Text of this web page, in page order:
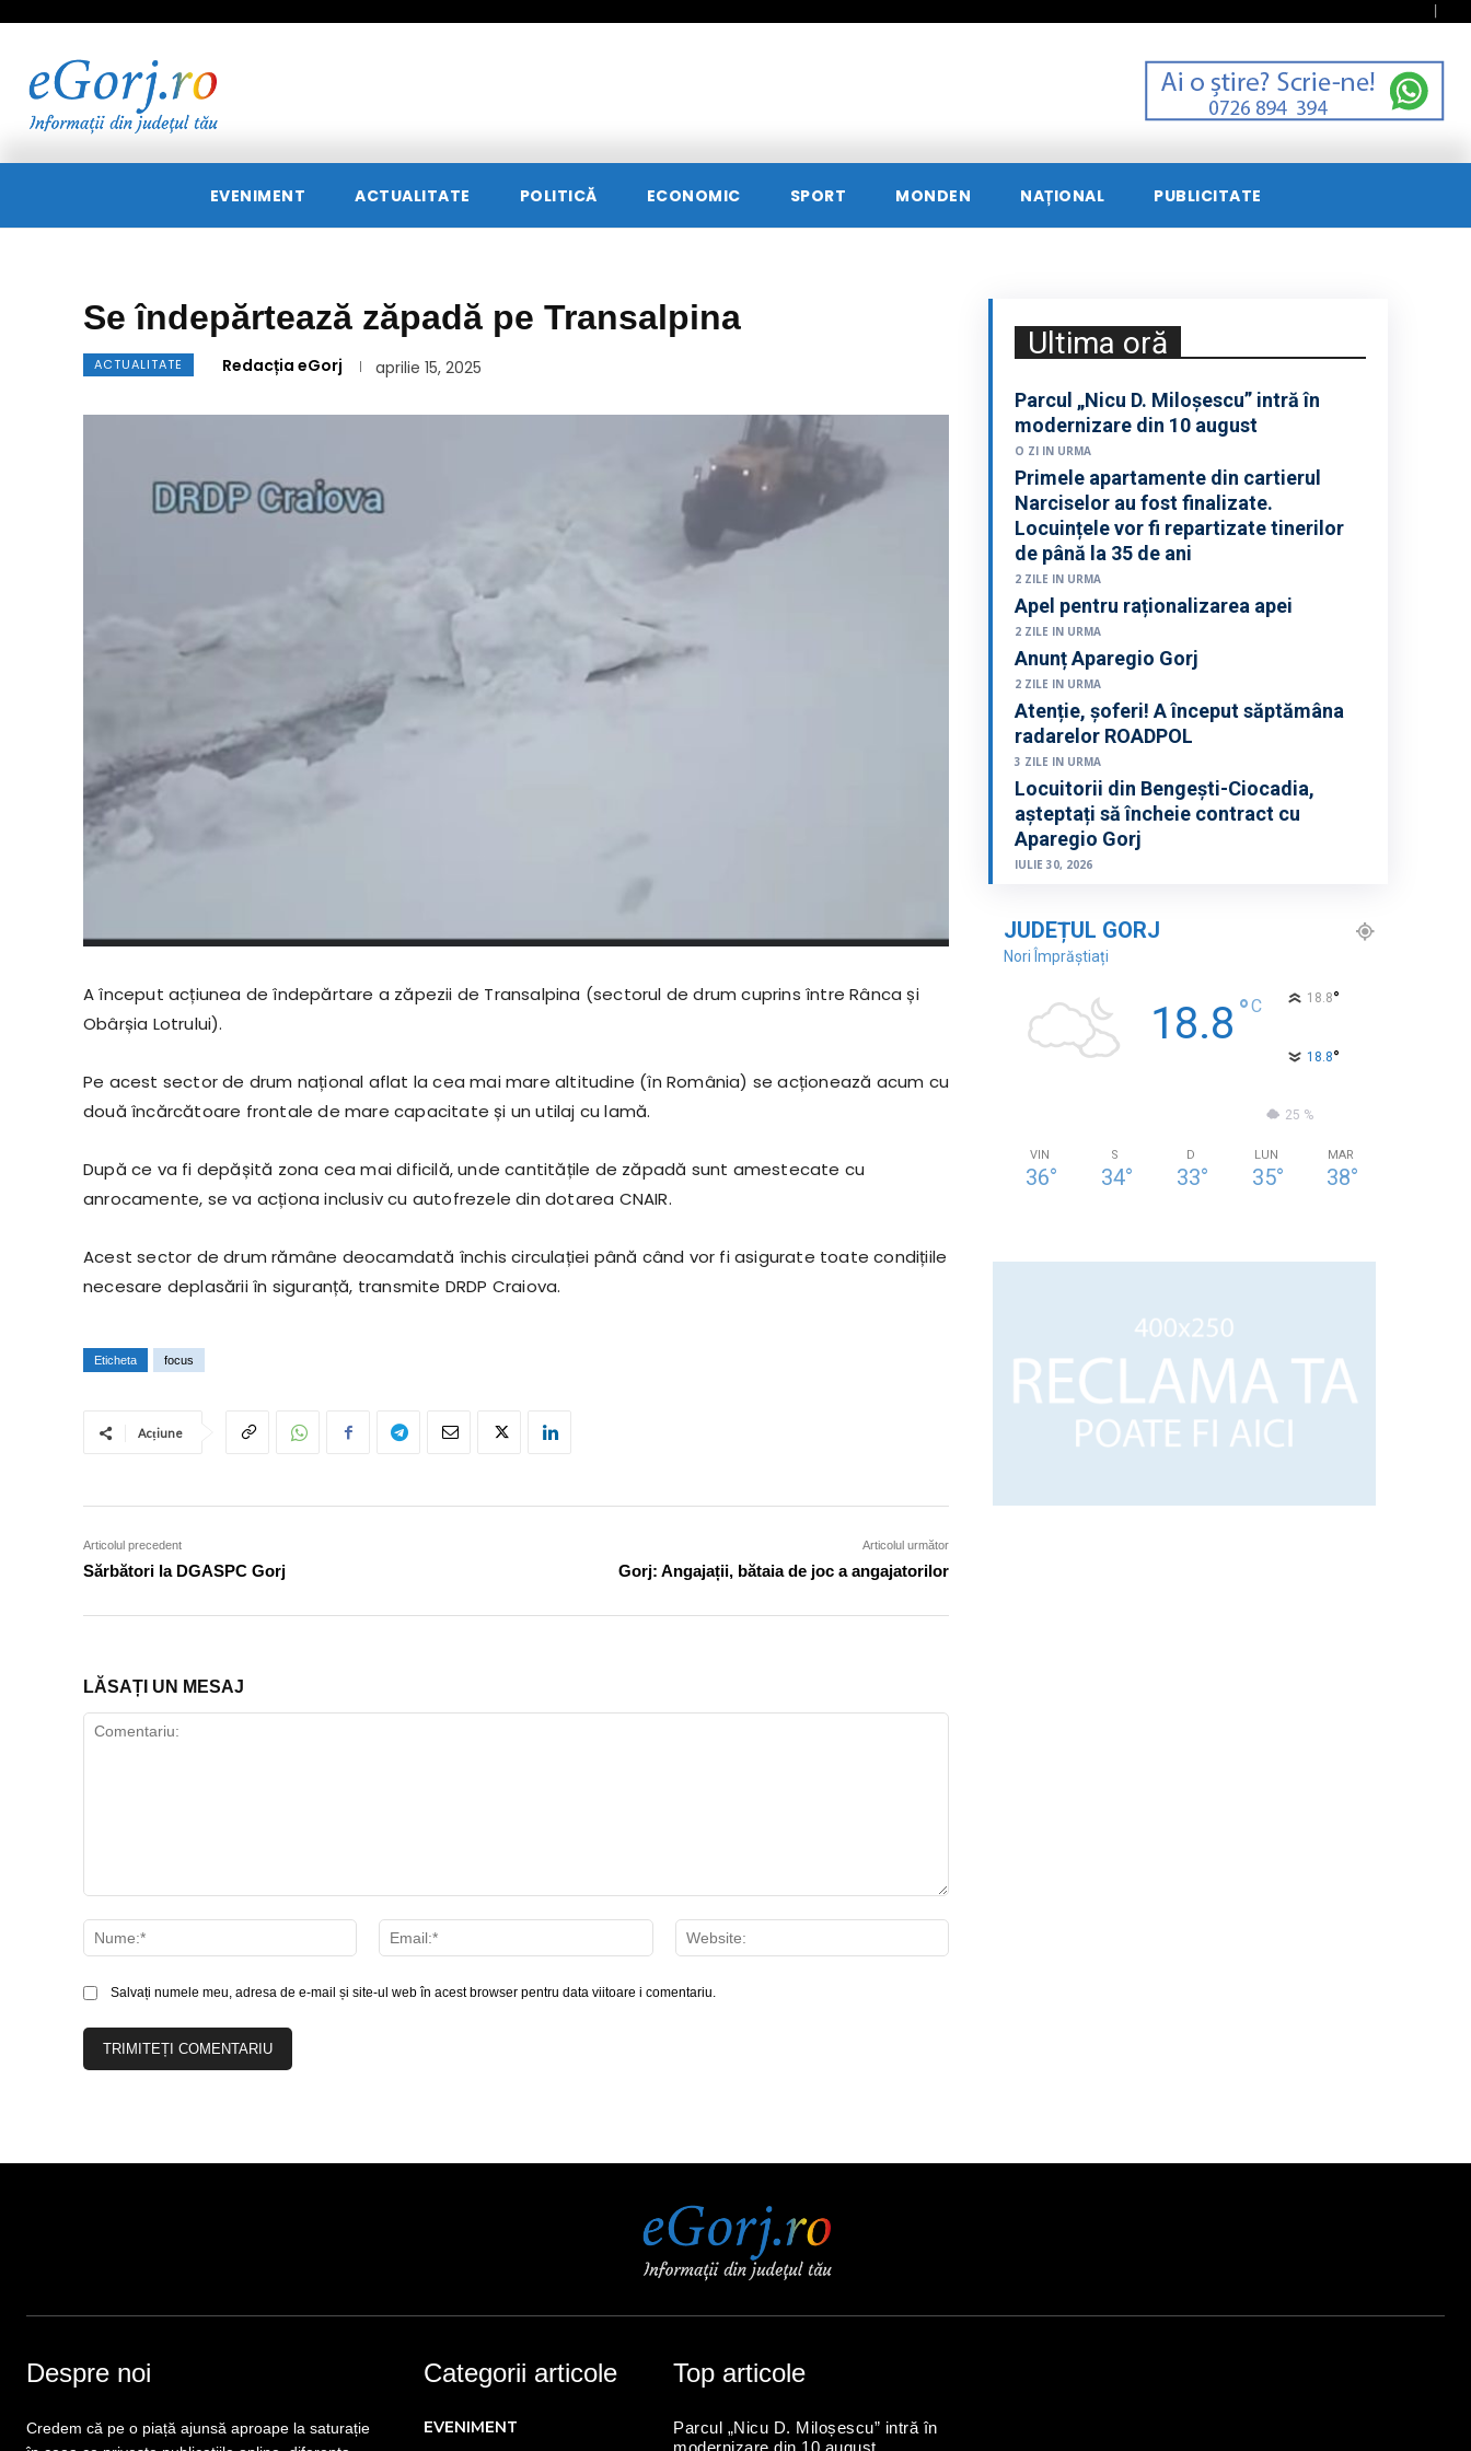
EVENIMENT ACTUALITATE POLITICĂ ECONOMIC SPORT MONDEN NAȚIONAL PUBLICITATE
Se îndepărtează zăpadă pe Transalpina
ACTUALITATE Redacția eGorj aprilie 15, 2025
A început acțiunea de îndepărtare a zăpezii de Transalpina (sectorul de drum cuprins între Rânca și
Obârșia Lotrului).
Pe acest sector de drum național aflat la cea mai mare altitudine (în România) se acționează acum cu
două încărcătoare frontale de mare capacitate și un utilaj cu lamă.
După ce va fi depășită zona cea mai dificilă, unde cantitățile de zăpadă sunt amestecate cu
anrocamente, se va acționa inclusiv cu autofrezele din dotarea CNAIR.
Acest sector de drum rămâne deocamdată închis circulației până când vor fi asigurate toate condițiile
necesare deplasării în siguranță, transmite DRDP Craiova.
Eticheta focus
Acțiune
Articolul precedent
Sărbători la DGASPC Gorj
Articolul următor
Gorj: Angajații, bătaia de joc a angajatorilor
LĂSAȚI UN MESAJ
Nume:*
Email:*
Salvați numele meu, adresa de e-mail și site-ul web în acest browser pentru data viitoare i comentariu.
Ultima oră
Parcul „Nicu D. Miloșescu” intră în
modernizare din 10 august
O ZI IN URMA
Primele apartamente din cartierul
Narciselor au fost finalizate.
Locuințele vor fi repartizate tinerilor
de până la 35 de ani
2 ZILE IN URMA
Apel pentru raționalizarea apei
2 ZILE IN URMA
Anunț Aparegio Gorj
2 ZILE IN URMA
Atenție, șoferi! A început săptămâna
radarelor ROADPOL
3 ZILE IN URMA
Locuitorii din Bengești-Ciocadia,
așteptați să încheie contract cu
Aparegio Gorj
IULIE 30, 2026
JUDEȚUL GORJ
Nori Împrăștiați
18.8 °C 18.8°
18.8°
25 %
VIN
36°
S
34°
D
33°
LUN
35°
MAR
38°
Despre noi
Credem că pe o piață ajunsă aproape la saturație
Categorii articole
EVENIMENT
Top articole
Parcul „Nicu D. Miloșescu” intră în
modernizare din 10 august